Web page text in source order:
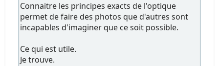
Connaitre les principes exacts de l'optique
permet de faire des photos que d'autres sont
incapables d'imaginer que ce soit possible.
Ce qui est utile.
Je trouve.